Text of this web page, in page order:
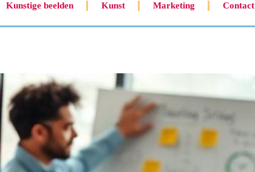
Kunstige beelden Kunst Marketing Contact